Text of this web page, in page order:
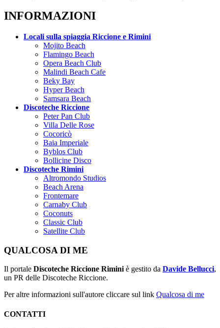
INFORMAZIONI
Locali sulla spiaggia Riccione e Rimini
Mojito Beach
Flamingo Beach
Opera Beach Club
Malindi Beach Cafe
Beky Bay
Hyper Beach
Samsara Beach
Discoteche Riccione
Peter Pan Club
Villa Delle Rose
Cocoricò
Baia Imperiale
Byblos Club
Bollicine Disco
Discoteche Rimini
Altromondo Studios
Beach Arena
Frontemare
Carnaby Club
Coconuts
Classic Club
Satellite Club
QUALCOSA DI ME
Il portale Discoteche Riccione Rimini è gestito da Davide Bellucci,
un PR delle Discoteche Riccione.
Per altre informazioni sull'autore cliccare sul link Qualcosa di me
CONTATTI